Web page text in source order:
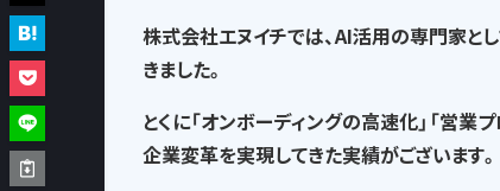
株式会社エヌイチでは、AI活用の専門家とし
きました。
とくに「オンボーディングの高速化」「営業
企業変革を実現してきた実績がございます。